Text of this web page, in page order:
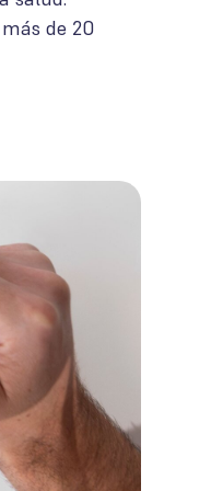
de 20